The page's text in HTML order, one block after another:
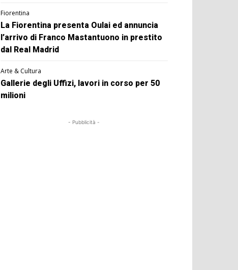
Fiorentina
La Fiorentina presenta Oulai ed annuncia
l’arrivo di Franco Mastantuono in prestito
dal Real Madrid
Arte & Cultura
Gallerie degli Uffizi, lavori in corso per 50
milioni
- Pubblicità -